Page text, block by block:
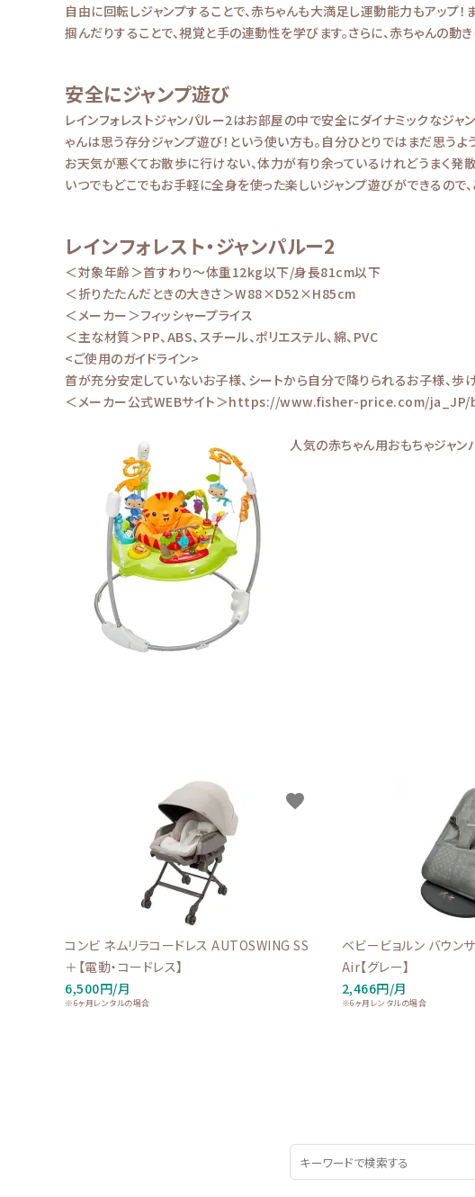
自由に回転しジャンプすることで、赤ちゃんも大満足し運動能力もアップ！
掴んだりすることで、視覚と手の連動性を学びます。さらに、赤ちゃんの
安全にジャンプ遊び
レインフォレストジャンパルー2はお部屋の中で安全にダイナミックなジ
ゃんは思う存分ジャンプ遊び！という使い方も。自分ひとりではまだ思う
お天気が悪くてお散歩に行けない、体力が有り余っているけれどうまく発
いつでもどこでもお手軽に全身を使った楽しいジャンプ遊びができるので
レインフォレスト・ジャンパルー2
＜対象年齢＞首すわり～体重12kg以下/身長81cm以下
＜折りたたんだときの大きさ＞W88×D52×H85cm
＜メーカー＞フィッシャープライス
＜主な材質＞PP、ABS、スチール、ポリエステル、綿、PVC
<ご使用のガイドライン>
首が充分安定していないお子様、シートから自分で降りられるお子様、歩
＜メーカー公式WEBサイト＞https://www.fisher-price.com/
人気の赤ちゃん用おもちゃジャ
コンビ ネムリラコードレス AUTOSWING SS
＋【電動・コードレス】
6,500円/月
※6ヶ月レンタルの場合
favorite
ベビービョルン バウン
Air【グレー】
2,466円/月
※6ヶ月レンタルの場合